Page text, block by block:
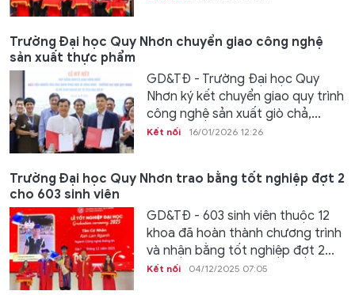
Trường Đại học Quy Nhơn chuyển giao công nghệ
sản xuất thực phẩm
GD&TĐ - Trường Đại học Quy
Nhơn ký kết chuyển giao quy trình
công nghệ sản xuất giò chả,...
Kết nối 16/01/2026 12:26
Trường Đại học Quy Nhơn trao bằng tốt nghiệp đợt 2
cho 603 sinh viên
GD&TĐ - 603 sinh viên thuộc 12
khoa đã hoàn thành chương trình
và nhận bằng tốt nghiệp đợt 2...
Kết nối 04/12/2025 07:05